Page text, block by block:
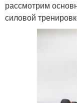
рассмотрим
силовой